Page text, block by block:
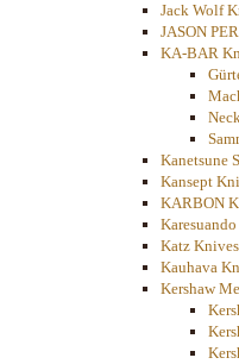
Jack Wolf
JASON
KA-BAR
Kanetsune
Kansept
KARBON
Karesuando
Katz Knives
Kauhava
Kershaw